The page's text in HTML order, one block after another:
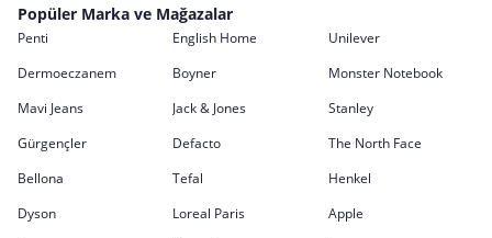
Popüler Marka ve Mağazalar
Penti English Home
Unilever
Dermoeczanem
Boyner
Monster Notebook
Mavi Jeans
Jack & Jones
Stanley
Gürgençler
Defacto
The North Face
Bellona
Tefal
Henkel
Dyson
Loreal Paris
Apple